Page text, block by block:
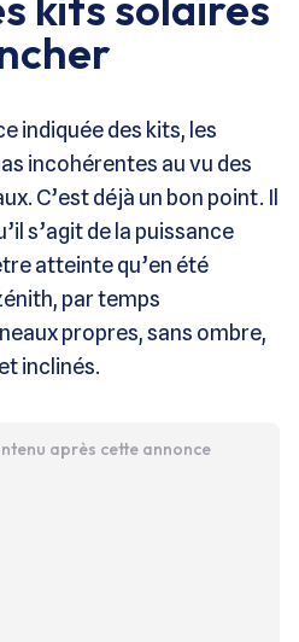
indiquée des kits, les
incohérentes au vu des
C’est déjà un bon point. Il
s’agit de la puissance
atteinte qu’en été
par temps
propres, sans ombre,
inclinés.
après cette annonce